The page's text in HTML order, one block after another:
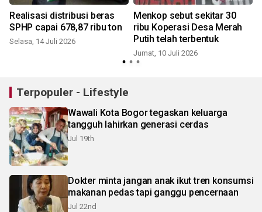
Realisasi distribusi beras
SPHP capai 678,87 ribu ton
Selasa, 14 Juli 2026
Menkop sebut sekitar 30
ribu Koperasi Desa Merah
Putih telah terbentuk
Jumat, 10 Juli 2026
Terpopuler - Lifestyle
Wawali Kota Bogor tegaskan keluarga
tangguh lahirkan generasi cerdas
Jul 19th
Dokter minta jangan anak ikut tren konsumsi
makanan pedas tapi ganggu pencernaan
Jul 22nd